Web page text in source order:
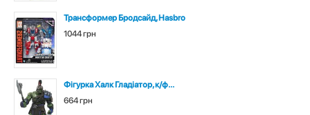
Трансформер Бродсайд, Hasbro
1044 грн
Фігурка Халк Гладіатор, к/ф...
664 грн